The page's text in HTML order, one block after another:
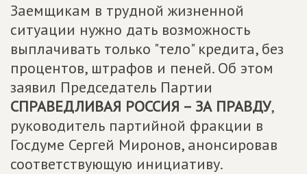
Заемщикам в трудной жизненной
ситуации нужно дать возможность
выплачивать только "тело" кредита, без
процентов, штрафов и пеней. Об этом
заявил Председатель Партии
СПРАВЕДЛИВАЯ РОССИЯ – ЗА ПРАВДУ,
руководитель партийной фракции в
Госдуме Сергей Миронов, анонсировав
соответствующую инициативу.